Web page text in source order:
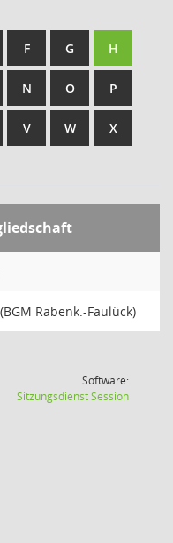
F G H
N O P
V W X
Rabenk.-Faulück)
Software:
SitzungsdienstSession(Wird in